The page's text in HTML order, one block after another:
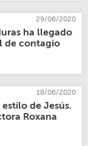
29/06/2020
ha llegado
de contagio
18/06/2020
de Jesús.
Roxana